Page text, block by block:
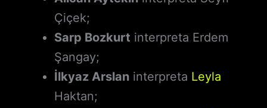
Çiçek;
Sarp Bozkurt interpreta Erdem
Şangay;
İlkyaz Arslaninterpreta Leyla
Haktan;